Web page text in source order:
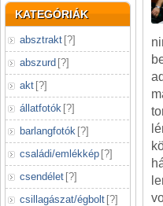
KATEGÓRIÁK
absztrakt [?]
abszurd [?]
akt [?]
állatfotók [?]
barlangfotók [?]
családi/emlékkép [?]
csendélet [?]
csillagászat/égbolt [?]